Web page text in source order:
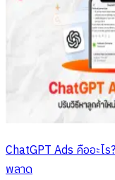
ChatGPT Ads คืออะไ
พลาด